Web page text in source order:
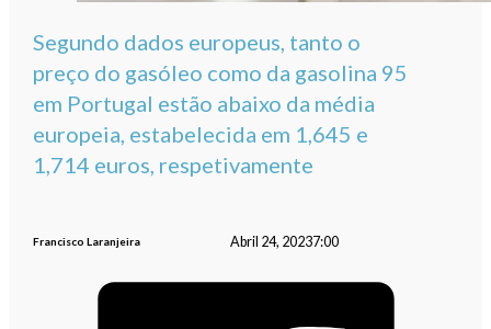
Segundo dados europeus, tanto o
preço do gasóleo como da gasolina 95
em Portugal estão abaixo da média
europeia, estabelecida em 1,645 e
1,714 euros, respetivamente
Francisco Laranjeira Abril 24, 20237:00